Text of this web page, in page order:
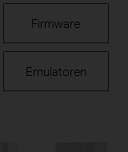
Firmware
Emulatoren